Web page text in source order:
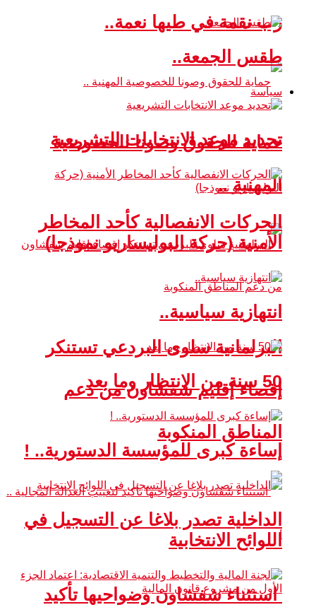
رب نقمة في طيها نعمة..
حماية للحقوق وصونا للخصوصية
المهنية ..
البرلمانية سلوى البردعي تستنكر
إقصاء إقليم شفشاون من دعم
المناطق المنكوبة
استثناء شفشاون وضواحيها تأكيد
طقس الجمعة..
سياسة
تحديد موعد الانتخابات التشريعية
الحركات الانفصالية كأحد المخاطر
الأمنية (حركة البوليساريو نموذجا)
انتهازية سياسية..
50 سنة من الانتظار وما بعد
إساءة كبرى للمؤسسة الدستورية.. !
الداخلية تصدر بلاغا عن التسجيل في
اللوائح الانتخابية